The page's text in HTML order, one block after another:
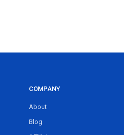
COMPANY
About
Blog